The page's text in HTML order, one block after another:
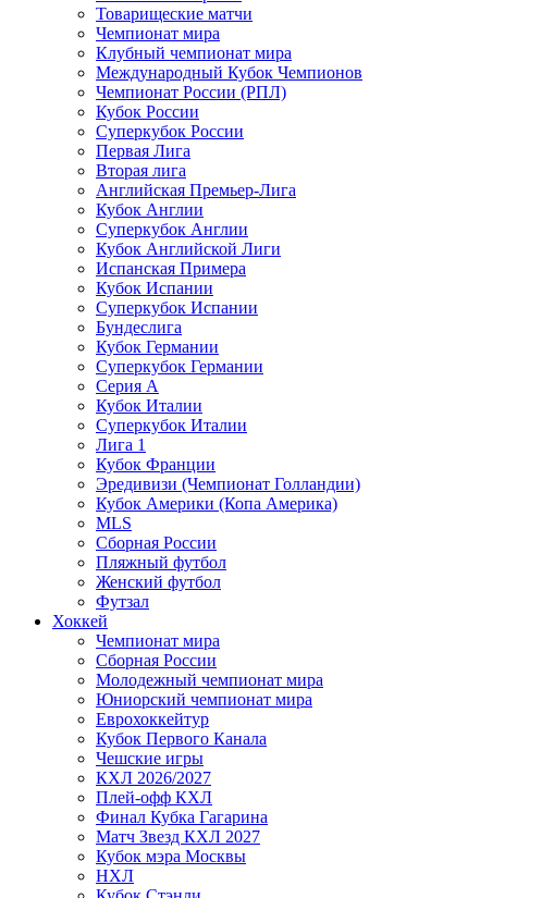
Товарищеские матчи
Чемпионат мира
Клубный чемпионат мира
Международный Кубок Чемпионов
Чемпионат России (РПЛ)
Кубок России
Суперкубок России
Первая Лига
Вторая лига
Английская Премьер-Лига
Кубок Англии
Суперкубок Англии
Кубок Английской Лиги
Испанская Примера
Кубок Испании
Суперкубок Испании
Бундеслига
Кубок Германии
Суперкубок Германии
Серия А
Кубок Италии
Суперкубок Италии
Лига 1
Кубок Франции
Эредивизи (Чемпионат Голландии)
Кубок Америки (Копа Америка)
MLS
Сборная России
Пляжный футбол
Женский футбол
Футзал
Хоккей
Чемпионат мира
Сборная России
Молодежный чемпионат мира
Юниорский чемпионат мира
Еврохоккейтур
Кубок Первого Канала
Чешские игры
КХЛ 2026/2027
Плей-офф КХЛ
Финал Кубка Гагарина
Матч Звезд КХЛ 2027
Кубок мэра Москвы
НХЛ